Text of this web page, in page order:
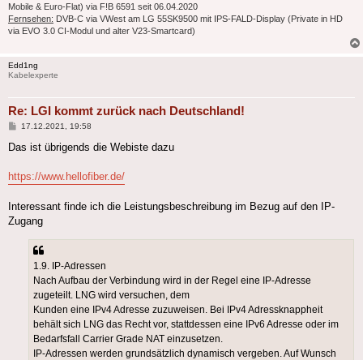
Mobile & Euro-Flat) via F!B 6591 seit 06.04.2020
Fernsehen: DVB-C via VWest am LG 55SK9500 mit IPS-FALD-Display (Private in HD
via EVO 3.0 CI-Modul und alter V23-Smartcard)
Edd1ng
Kabelexperte
Re: LGI kommt zurück nach Deutschland!
Beitrag
17.12.2021, 19:58
Das ist übrigends die Webiste dazu
https://www.hellofiber.de/
Interessant finde ich die Leistungsbeschreibung im Bezug auf den IP-
Zugang
1.9. IP-Adressen
Nach Aufbau der Verbindung wird in der Regel eine IP-Adresse
zugeteilt. LNG wird versuchen, dem
Kunden eine IPv4 Adresse zuzuweisen. Bei IPv4 Adressknappheit
behält sich LNG das Recht vor, stattdessen eine IPv6 Adresse oder im
Bedarfsfall Carrier Grade NAT einzusetzen.
IP-Adressen werden grundsätzlich dynamisch vergeben. Auf Wunsch